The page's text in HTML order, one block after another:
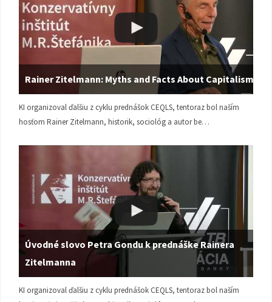
Rainer Zitelmann: Myths and Facts About Capitalism
KI organizoval ďalšiu z cyklu prednášok CEQLS, tentoraz bol naším
hosťom Rainer Zitelmann, historik, sociológ a autor be…
Úvodné slovo Petra Gondu k prednáške Rainera
Zitelmanna
KI organizoval ďalšiu z cyklu prednášok CEQLS, tentoraz bol naším